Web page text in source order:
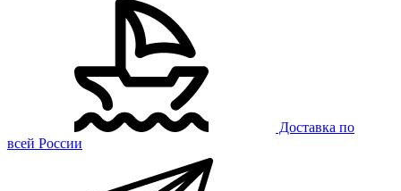
Доставка по
всей России